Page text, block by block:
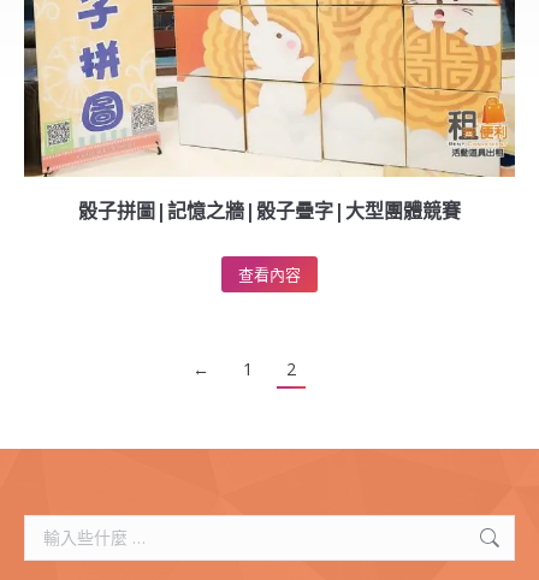
骰子拼圖|記憶之牆|骰子疊字|大型團體競賽
查看內容
← 1 2
索